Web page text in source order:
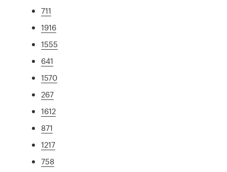
711
1916
1555
641
1570
267
1612
871
1217
758